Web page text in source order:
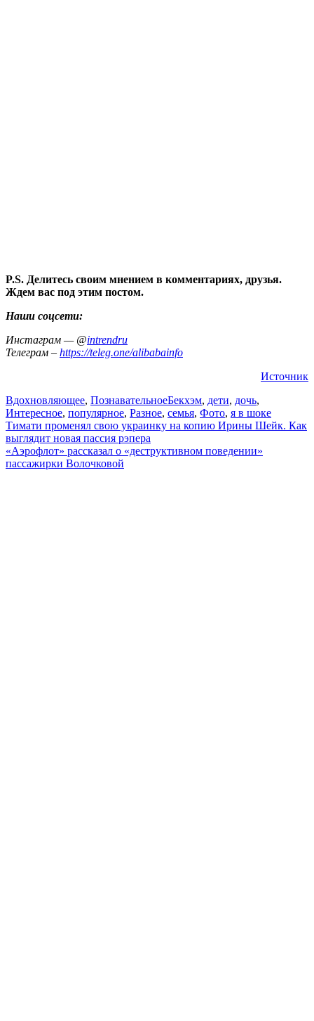
P.S. Делитесь своим мнением в комментариях, друзья.
Ждем вас под этим постом.
Наши соцсети:
Инстаграм — @intrendru
Телеграм – https://teleg.one/alibabainfo
Источник
Вдохновляющее, ПознавательноеБекхэм, дети, дочь,
Интересное, популярное, Разное, семья, Фото, я в шоке
Навигация
по
записям
Тимати променял свою украинку на копию Ирины Шейк. Как
выглядит новая пассия рэпера
«Аэрофлот» рассказал о «деструктивном поведении»
пассажирки Волочковой